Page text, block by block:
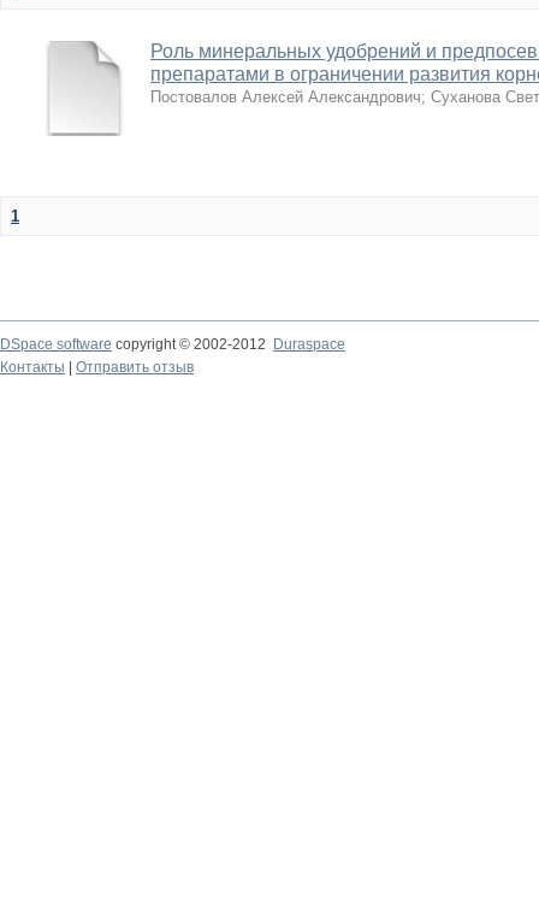
Роль минеральных удобрений и
препаратами в ограничении развития
Постовалов Алексей Александрович; Суханова
1
DSpace software copyright © 2002-2012
Duraspace
Контакты
Отправить отзыв